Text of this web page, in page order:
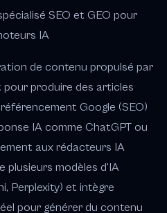
SEO et GEO pour
IA
de contenu propulsé par
produire des articles
Google (SEO)
IA comme ChatGPT ou
aux rédacteurs IA
plusieurs modèles d'IA
Perplexity) et intègre
pour générer du contenu